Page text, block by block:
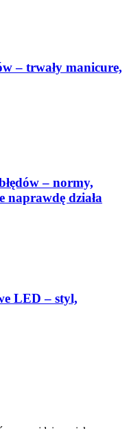
– trwały manicure,
– normy,
działa
LED – styl,